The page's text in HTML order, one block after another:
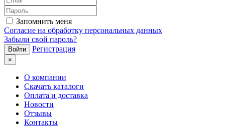
Запомнить меня
Согласие на обработку персональных данных
Забыли свой пароль?
Регистрация
×
О компании
Скачать каталоги
Оплата и доставка
Новости
Отзывы
Контакты